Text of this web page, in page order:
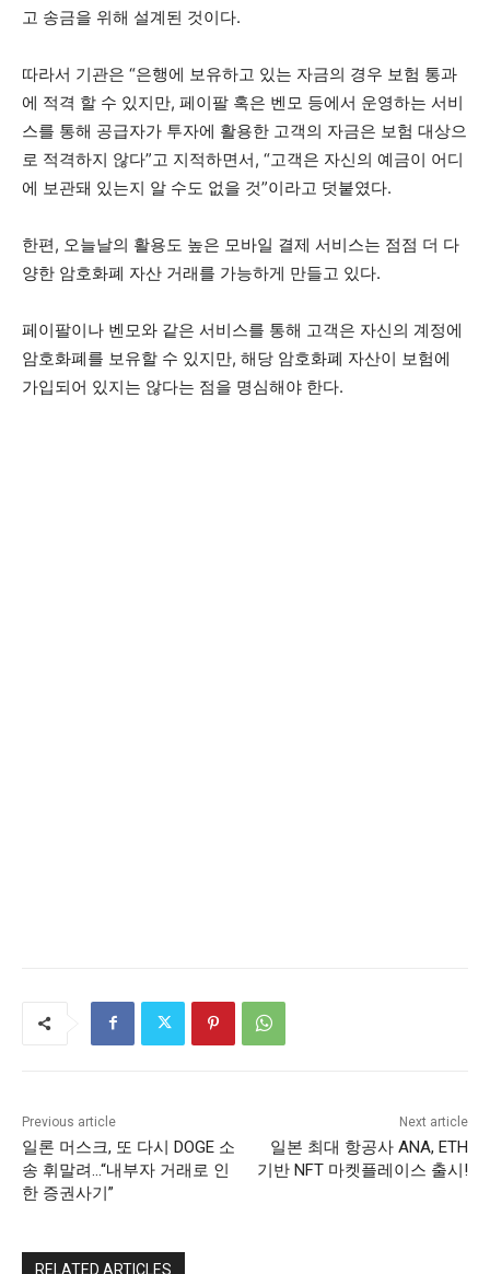
고 송금을 위해 설계된 것이다.
따라서 기관은 “은행에 보유하고 있는 자금의 경우 보험 통과
에 적격 할 수 있지만, 페이팔 혹은 벤모 등에서 운영하는 서비
스를 통해 공급자가 투자에 활용한 고객의 자금은 보험 대상으
로 적격하지 않다”고 지적하면서, “고객은 자신의 예금이 어디
에 보관돼 있는지 알 수도 없을 것”이라고 덧붙였다.
한편, 오늘날의 활용도 높은 모바일 결제 서비스는 점점 더 다
양한 암호화폐 자산 거래를 가능하게 만들고 있다.
페이팔이나 벤모와 같은 서비스를 통해 고객은 자신의 계정에
암호화폐를 보유할 수 있지만, 해당 암호화폐 자산이 보험에
가입되어 있지는 않다는 점을 명심해야 한다.
Previous article
일론 머스크, 또 다시 DOGE 소
송 휘말려…“내부자 거래로 인
한 증권사기”
Next article
일본 최대 항공사 ANA, ETH
기반 NFT 마켓플레이스 출시!
RELATED ARTICLES